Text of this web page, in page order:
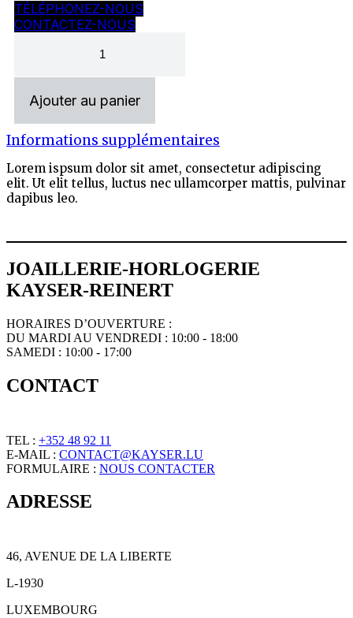
TÉLÉPHONEZ-NOUS
CONTACTEZ-NOUS
Ajouter au panier
Informations supplémentaires
Lorem ispsum dolor sit amet, consectetur adipiscing
elit. Ut elit tellus, luctus nec ullamcorper mattis, pulvinar
dapibus leo.
JOAILLERIE-HORLOGERIE
KAYSER-REINERT
HORAIRES D’OUVERTURE :
DU MARDI AU VENDREDI : 10:00 - 18:00
SAMEDI : 10:00 - 17:00
CONTACT
TEL : +352 48 92 11
E-MAIL : CONTACT@KAYSER.LU
FORMULAIRE : NOUS CONTACTER
ADRESSE
46, AVENUE DE LA LIBERTE
L-1930
LUXEMBOURG